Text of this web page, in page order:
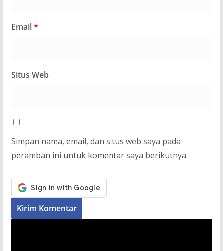
Email*
Situs Web
Simpan nama, email, dan situs web saya pada
peramban ini untuk komentar saya berikutnya.